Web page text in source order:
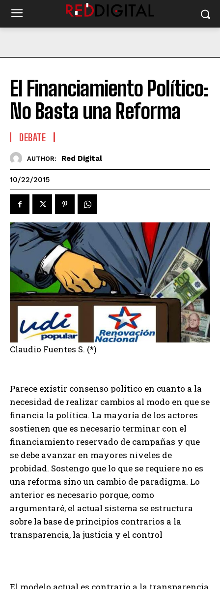
El Financiamiento Político:
No Basta una Reforma
DEBATE
AUTHOR: Red Digital
10/22/2015
Claudio Fuentes S. (*)
Parece existir consenso político en cuanto a la
necesidad de realizar cambios al modo en que se
financia la política. La mayoría de los actores
sostienen que es necesario terminar con el
financiamiento reservado de campañas y que
se debe avanzar en mayores niveles de
probidad. Sostengo que lo que se requiere no es
una reforma sino un cambio de paradigma. Lo
anterior es necesario porque, como
argumentaré, el actual sistema se estructura
sobre la base de principios contrarios a la
transparencia, la justicia y el control
El modelo actual es contrario a la transparencia